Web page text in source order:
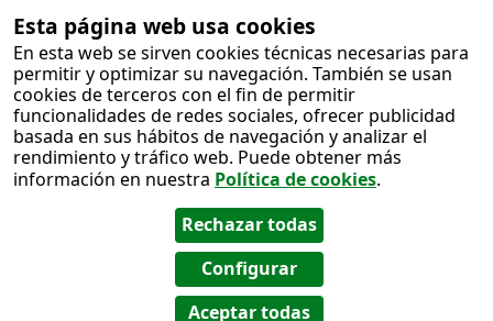
Esta página web usa cookies
En esta web se sirven cookies técnicas necesarias para
permitir y optimizar su navegación. También se usan
cookies de terceros con el fin de permitir
funcionalidades de redes sociales, ofrecer publicidad
basada en sus hábitos de navegación y analizar el
rendimiento y tráfico web. Puede obtener más
información en nuestra Política de cookies.